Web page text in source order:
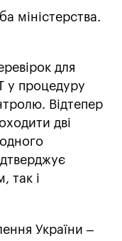
міністерства.
для
у процедуру
Відтепер
дві
так і
України –